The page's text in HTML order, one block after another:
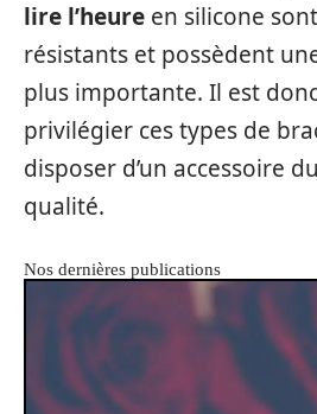
lire l’heure en silicone
résistants et possèdent
plus importante. Il est
privilégier ces types de
disposer d’un accessoire
qualité.
Nos dernières publications